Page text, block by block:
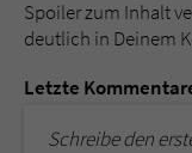
Spoiler zum Inhalt
deutlich in Deinem
Letzte
Schreibe den